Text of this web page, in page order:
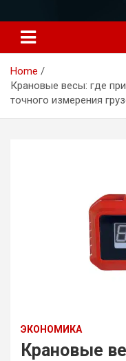
к
содержимому
Home
Крановые весы: где
точного измерения
ЭКОНОМИКА
Крановые